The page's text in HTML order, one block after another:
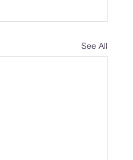
See All